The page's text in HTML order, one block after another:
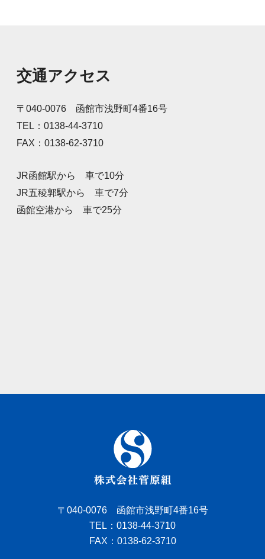
交通アクセス
〒040-0076 函館市浅野町4番16号
TEL：0138-44-3710
FAX：0138-62-3710
JR函館駅から 車で10分
JR五稜郭駅から 車で7分
函館空港から 車で25分
〒040-0076 函館市浅野町4番16号
TEL：0138-44-3710
FAX：0138-62-3710